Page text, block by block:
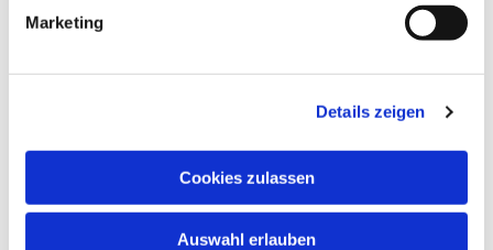
Marketing
Details zeigen
Cookies zulassen
Auswahl erlauben